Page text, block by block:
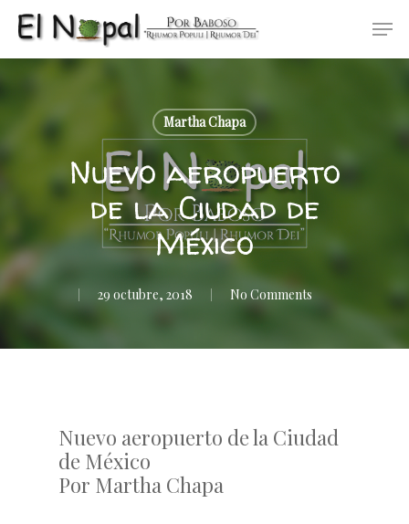
Skip
main
content
Martha Chapa
Nuevo aeropuerto
de la Ciudad de
México
29 octubre, 2018 No Comments
Nuevo aeropuerto de la Ciudad
de México
Por Martha Chapa